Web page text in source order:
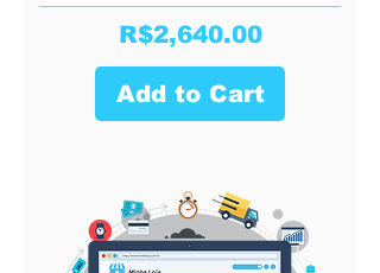
Price
R$2,640.00
Add to Cart